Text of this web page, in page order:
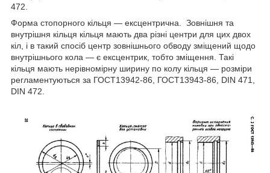
472.
Форма стопорного кільця — ексцентрична. Зовнішня та
внутрішня кільця кільця мають два різні центри для цих двох
кіл, і в такий спосіб центр зовнішнього обводу зміщений щодо
внутрішнього кола — є ексцентрик, тобто зміщення. Такі
кільця мають нерівномірну ширину по колу кільця — розміри
регламентуються за ГОСТ13942-86, ГОСТ13943-86, DIN 471,
DIN 472.